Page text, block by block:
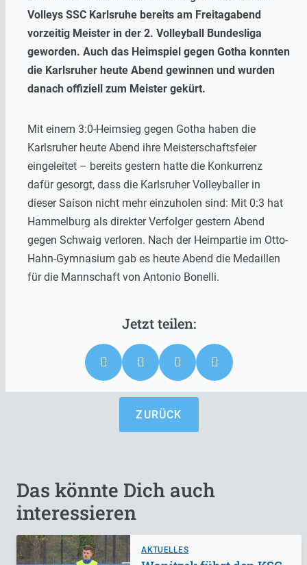
Volleys SSC Karlsruhe bereits am Freitagabend
vorzeitig Meister in der 2. Volleyball Bundesliga
geworden. Auch das Heimspiel gegen Gotha konnten
die Karlsruher heute Abend gewinnen und wurden
danach offiziell zum Meister gekürt.
Mit einem 3:0-Heimsieg gegen Gotha haben die
Karlsruher heute Abend ihre Meisterschaftsfeier
eingeleitet – bereits gestern hatte die Konkurrenz
dafür gesorgt, dass die Karlsruher Volleyballer in
dieser Saison nicht mehr einzuholen sind: Mit 0:3 hat
Hammelburg als direkter Verfolger gestern Abend
gegen Schwaig verloren. Nach der Heimpartie im Otto-
Hahn-Gymnasium gab es heute Abend die Medaillen
für die Mannschaft von Antonio Bonelli.
ZURÜCK
Das könnte Dich auch
interessieren
AKTUELLES